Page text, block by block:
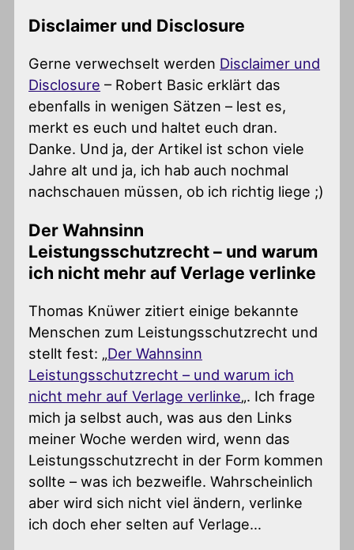
Disclaimer und Disclosure
Gerne verwechselt werden Disclaimer und
Disclosure – Robert Basic erklärt das
ebenfalls in wenigen Sätzen – lest es,
merkt es euch und haltet euch dran.
Danke. Und ja, der Artikel ist schon viele
Jahre alt und ja, ich hab auch nochmal
nachschauen müssen, ob ich richtig liege ;)
Der Wahnsinn
Leistungsschutzrecht – und warum
ich nicht mehr auf Verlage verlinke
Thomas Knüwer zitiert einige bekannte
Menschen zum Leistungsschutzrecht und
stellt fest: „Der Wahnsinn
Leistungsschutzrecht – und warum ich
nicht mehr auf Verlage verlinke„. Ich frage
mich ja selbst auch, was aus den Links
meiner Woche werden wird, wenn das
Leistungsschutzrecht in der Form kommen
sollte – was ich bezweifle. Wahrscheinlich
aber wird sich nicht viel ändern, verlinke
ich doch eher selten auf Verlage…